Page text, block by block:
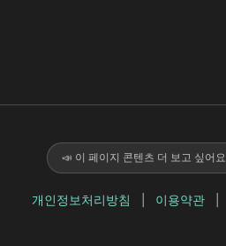
📣 이 페이지 콘텐츠 더 보고 싶어요
개인정보처리방침 이용약관